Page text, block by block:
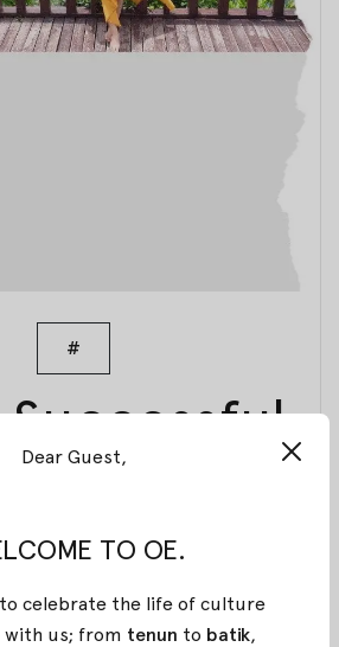
#
By Oemah Etnik
Dear Guest,
TO OE.
to celebrate the life of culture
with us; from tenun to batik,